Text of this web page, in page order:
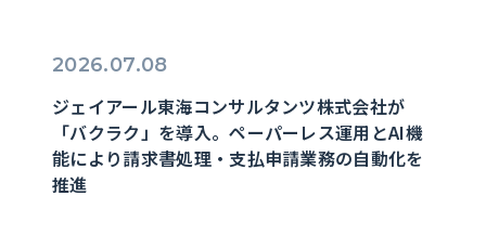
2026.07.08
ジェイアール東海コンサルタンツ株式会社が
「バクラク」を導入。ペーパーレス運用とAI機
能により請求書処理・支払申請業務の自動化を
推進